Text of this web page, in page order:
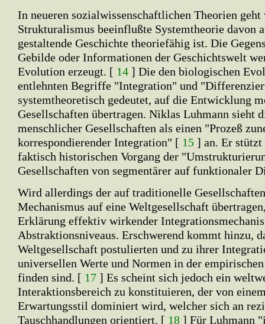
In neueren sozialwissenschaftlichen Theorien
Strukturalismus beeinflußte Systemtheorie davon
gestaltende Geschichte theoriefähig ist. Die
Gebilde oder Informationen der Geschichtswelt
Evolution erzeugt. [ 14 ] Die den biologischen
entlehnten Begriffe "Integration" und
systemtheoretisch gedeutet, auf die Entwicklung
Gesellschaften übertragen. Niklas Luhmann sieht
menschlicher Gesellschaften als einen "Prozeß
korrespondierender Integration" [ 15 ] an. Er stützt
faktisch historischen Vorgang der
Gesellschaften von segmentärer auf funktionaler
Wird allerdings der auf traditionelle
Mechanismus auf eine Weltgesellschaft
Erklärung effektiv wirkender
Abstraktionsniveaus. Erschwerend kommt hinzu,
Weltgesellschaft postulierten und zu ihrer
universellen Werte und Normen in der
finden sind. [ 17 ] Es scheint sich jedoch ein
Interaktionsbereich zu konstituieren, der von
Erwartungsstil dominiert wird, welcher sich an
Tauschhandlungen orientiert. [ 18 ] Für Luhmann